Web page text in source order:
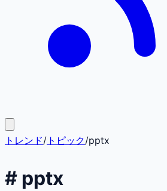
トレンド/ トピック/pptx
# pptx